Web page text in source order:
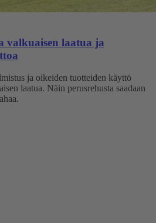
valkuaisen laatua ja
ja oikeiden tuotteiden käyttö
laatua. Näin perusrehusta saadaan